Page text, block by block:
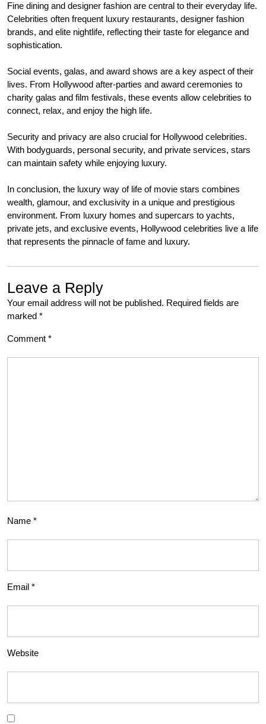
Fine dining and designer fashion are central to their everyday life.
Celebrities often frequent luxury restaurants, designer fashion
brands, and elite nightlife, reflecting their taste for elegance and
sophistication.
Social events, galas, and award shows are a key aspect of their
lives. From Hollywood after-parties and award ceremonies to
charity galas and film festivals, these events allow celebrities to
connect, relax, and enjoy the high life.
Security and privacy are also crucial for Hollywood celebrities.
With bodyguards, personal security, and private services, stars
can maintain safety while enjoying luxury.
In conclusion, the luxury way of life of movie stars combines
wealth, glamour, and exclusivity in a unique and prestigious
environment. From luxury homes and supercars to yachts,
private jets, and exclusive events, Hollywood celebrities live a life
that represents the pinnacle of fame and luxury.
Leave a Reply
Your email address will not be published. Required fields are
marked *
Comment *
Name *
Email *
Website